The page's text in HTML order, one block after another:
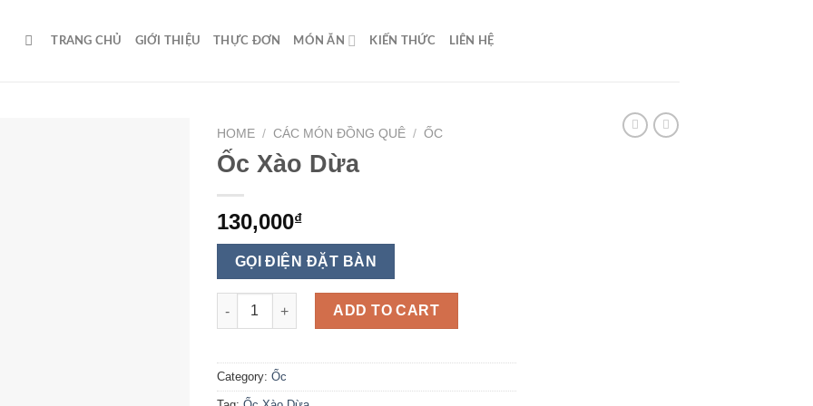
TRANG CHỦ GIỚI THIỆU THỰC ĐƠN MÓN ĂN KIẾN THỨC LIÊN HỆ
HOME / CÁC MÓN ĐỒNG QUÊ / ỐC
Ốc Xào Dừa
130,000₫
GỌI ĐIỆN ĐẶT BÀN
Ốc Xào Dừa quantityADD TO CART
Category: Ốc